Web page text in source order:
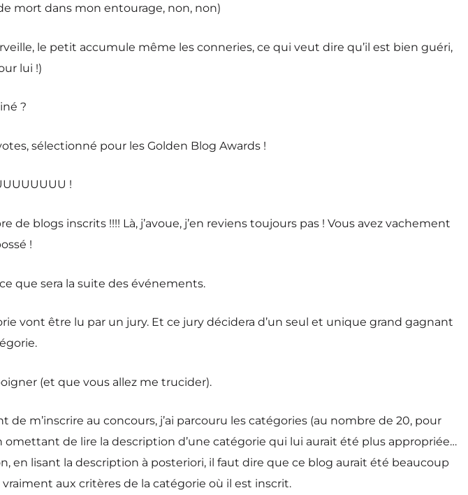
mort dans mon entourage, non, non)
le petit accumule même les conneries, ce qui veut dire qu’il est bien guéri,
lui !)
?
sélectionné pour les Golden Blog Awards !
!
blogs inscrits !!!! Là, j’avoue, j’en reviens toujours pas ! Vous avez vachement
!
que sera la suite des événements.
vont être lu par un jury. Et ce jury décidera d’un seul et unique grand gagnant
(et que vous allez me trucider).
m’inscrire au concours, j’ai parcouru les catégories (au nombre de 20, pour
de lire la description d’une catégorie qui lui aurait été plus appropriée…
en lisant la description à posteriori, il faut dire que ce blog aurait été beaucoup
aux critères de la catégorie où il est inscrit.